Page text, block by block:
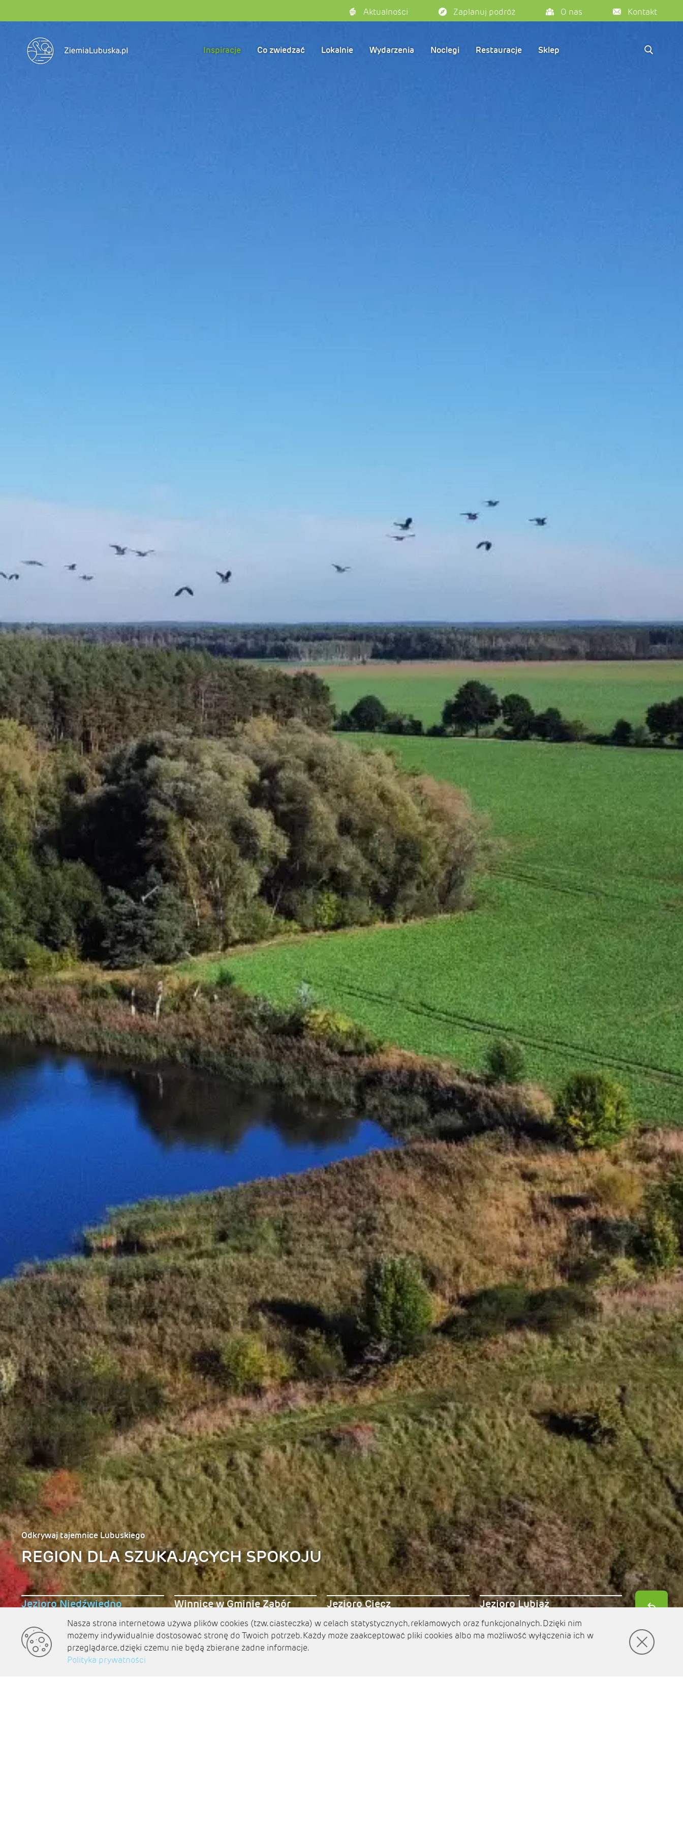
Aktualności Zaplanuj podróż O nas Kontakt
Inspiracje Co zwiedzać Lokalnie Wydarzenia Noclegi Restauracje Sklep
Odkrywaj tajemnice Lubuskiego
REGION DLA SZUKAJĄCYCH SPOKOJU
Jezioro Niedźwiedno Winnice w Gminie Zabór Jezioro Ciecz Jezioro Lubiąż
Nasza strona internetowa używa plików cookies (tzw. ciasteczka) w celach statystycznych, reklamowych oraz funkcjonalnych. Dzięki nim
możemy indywidualnie dostosować stronę do Twoich potrzeb. Każdy może zaakceptować pliki cookies albo ma możliwość wyłączenia ich w
przeglądarce, dzięki czemu nie będą zbierane żadne informacje.
Polityka prywatności